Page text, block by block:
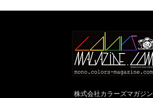
株式会社カラーズマガジン